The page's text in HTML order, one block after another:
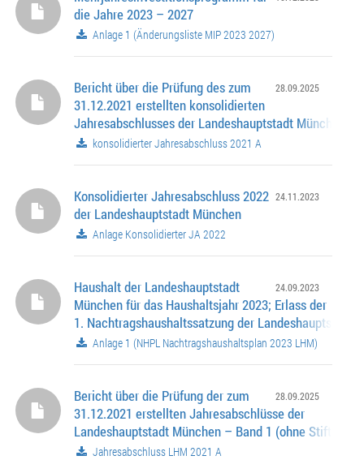
die Jahre 2023 – 2027
Anlage 1 (Änderungsliste MIP 2023 2027)
28.09.2025
Bericht über die Prüfung des zum
31.12.2021 erstellten konsolidierten
Jahresabschlusses der Landeshauptstadt München
konsolidierter Jahresabschluss 2021 A
24.11.2023
Konsolidierter Jahresabschluss 2022
der Landeshauptstadt München
Anlage Konsolidierter JA 2022
24.09.2023
Haushalt der Landeshauptstadt
München für das Haushaltsjahr 2023; Erlass der
1. Nachtragshaushaltssatzung der Landeshauptstadt
mit Nachtragshaushaltsplan
Anlage 1 (NHPL Nachtragshaushaltsplan 2023 LHM)
28.09.2025
Bericht über die Prüfung der zum
31.12.2021 erstellten Jahresabschlüsse der
Landeshauptstadt München – Band 1 (ohne
Jahresabschluss LHM 2021 A